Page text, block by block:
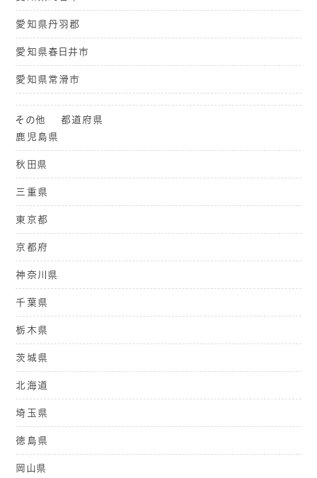
愛知県丹羽郡
愛知県春日井市
愛知県常滑市
その他 都道府県
鹿児島県
秋田県
三重県
東京都
京都府
神奈川県
千葉県
栃木県
茨城県
北海道
埼玉県
徳島県
岡山県